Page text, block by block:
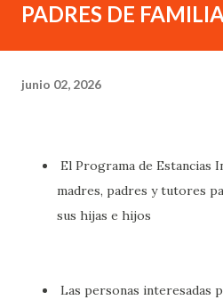
PADRES DE
junio 02, 2026
El Programa de Estancias
madres, padres y tutores
sus hijas e hijos
Las personas interesadas